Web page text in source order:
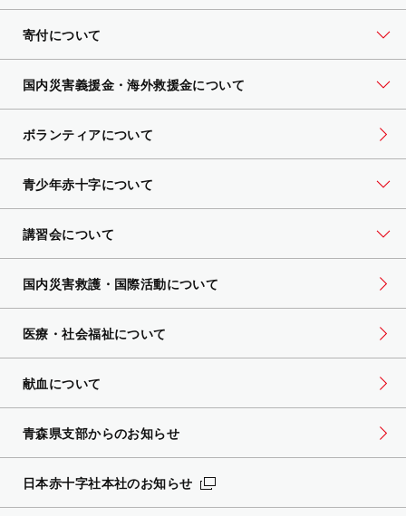
寄付について
国内災害義援金・海外救援金について
ボランティアについて
青少年赤十字について
講習会について
国内災害救護・国際活動について
医療・社会福祉について
献血について
青森県支部からのお知らせ
日本赤十字社本社のお知らせ